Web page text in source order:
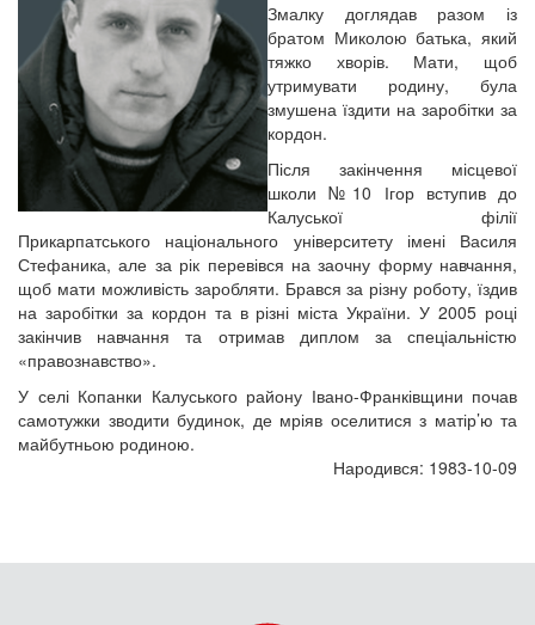
Змалку доглядав разом із
братом Миколою батька, який
тяжко хворів. Мати, щоб
утримувати родину, була
змушена їздити на заробітки за
кордон.
Після закінчення місцевої
школи №10 Ігор вступив до
Калуської філії
Прикарпатського національного університету імені Василя
Стефаника, але за рік перевівся на заочну форму навчання,
щоб мати можливість заробляти. Брався за різну роботу, їздив
на заробітки за кордон та в різні міста України. У 2005 році
закінчив навчання та отримав диплом за спеціальністю
«правознавство».
У селі Копанки Калуського району Івано-Франківщини почав
самотужки зводити будинок, де мріяв оселитися з матір’ю та
майбутньою родиною.
Народився: 1983-10-09